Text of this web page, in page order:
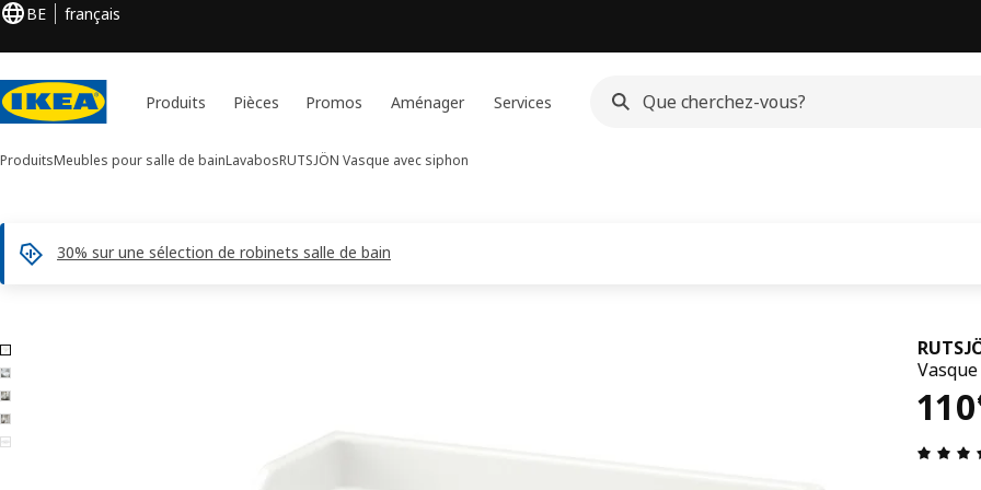
BE français
Produits Pièces Promos Aménager Services
ProduitsMeubles pour salle de bainLavabosRUTSJÖN Vasque avec siphon
30% sur une sélection de robinets salle de bain
Images de 5 RUTSJÖN
les images
110